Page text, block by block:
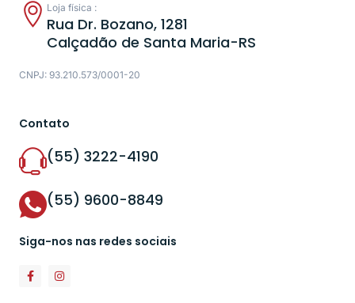
Loja física :
Rua Dr. Bozano, 1281
Calçadão de Santa Maria-RS
CNPJ: 93.210.573/0001-20
Contato
(55) 3222-4190
(55) 9600-8849
Siga-nos nas redes sociais